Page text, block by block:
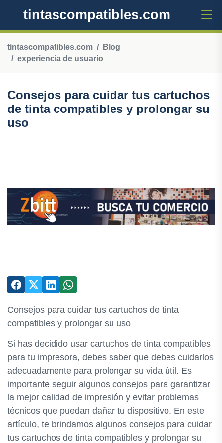
tintascompatibles.com
tintascompatibles.com
Blog
experiencia de usuario
Consejos para cuidar tus cartuchos
de tinta compatibles y prolongar su
uso
Consejos para cuidar tus cartuchos de tinta
compatibles y prolongar su uso
Si has decidido usar cartuchos de tinta compatibles
para tu impresora, debes saber que debes cuidarlos
adecuadamente para prolongar su vida útil. Es
importante seguir algunos consejos para garantizar
la mejor calidad de impresión y evitar problemas
técnicos que puedan dañar tu dispositivo. En este
artículo, te brindamos algunos consejos para cuidar
tus cartuchos de tinta compatibles y prolongar su